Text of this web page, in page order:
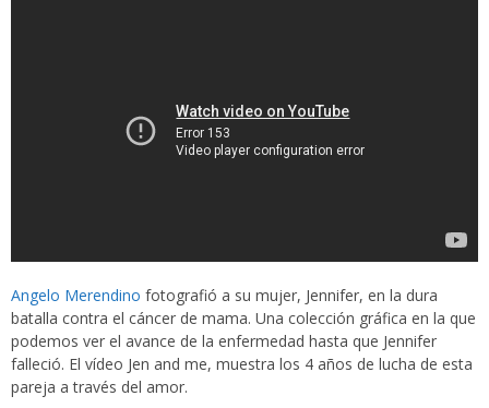
Angelo Merendino fotografió a su mujer, Jennifer, en la dura
batalla contra el cáncer de mama. Una colección gráfica en la que
podemos ver el avance de la enfermedad hasta que Jennifer
falleció. El vídeo Jen and me, muestra los 4 años de lucha de esta
pareja a través del amor.